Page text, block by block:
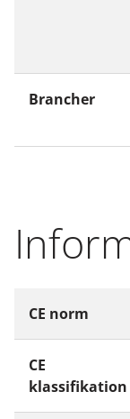
Brancher
CE norm
CE
klassifikation